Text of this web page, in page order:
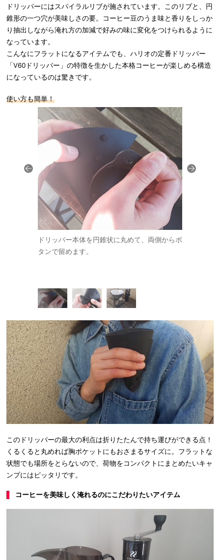
ドリッパーにはスパイラルリブが施されています。このリブと、円
錐形の一つ穴が美味しさの要。コーヒー豆のうま味と香りをしっか
り抽出しながら淹れ方の加減で好みの味に変化をつけられるように
なっています。
こんなにフラットになるアイテムでも、ハリオの定番ドリッパー
「V60ドリッパー」の特徴を生かした本格コーヒーが楽しめる構造
になっているのは驚きです。
使い方も簡単！
ドリッパー本体を円錐状に丸めて、両側からボ
タンで留めます。
このドリッパーの最大の利点は折りたたんで持ち運びができる点！
くるくると丸めれば胸ポケットにもおさまるサイズに。フラットな
状態でも場所をとらないので、荷物をコンパクトにまとめたいキャ
ンプにはピッタリです。
コーヒーを美味しく淹れるのにこだわりたいアイテム